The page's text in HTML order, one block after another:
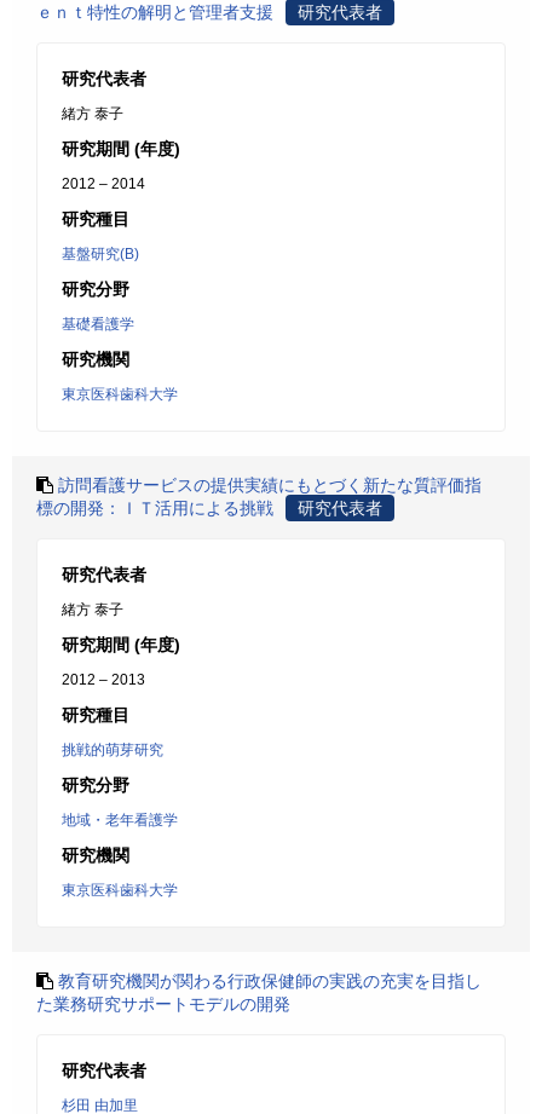
ｅｎｔ特性の解明と管理者支援
研究代表者
研究代表者
緒方 泰子
研究期間 (年度)
2012 – 2014
研究種目
基盤研究(B)
研究分野
基礎看護学
研究機関
東京医科歯科大学
訪問看護サービスの提供実績にもとづく新たな質評価指
標の開発：ＩＴ活用による挑戦
研究代表者
研究代表者
緒方 泰子
研究期間 (年度)
2012 – 2013
研究種目
挑戦的萌芽研究
研究分野
地域・老年看護学
研究機関
東京医科歯科大学
教育研究機関が関わる行政保健師の実践の充実を目指し
た業務研究サポートモデルの開発
研究代表者
杉田 由加里